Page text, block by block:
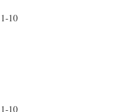
10
10